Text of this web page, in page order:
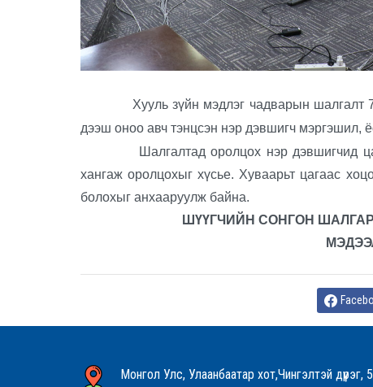
Хууль зүйн мэдлэг чадварын шалгалт
дээш оноо авч тэнцсэн нэр дэвшигч мэргэшил,
Шалгалтад оролцох нэр дэвшигчид
хангаж оролцохыг хүсье. Хуваарьт цагаас
болохыг анхааруулж байна.
ШҮҮГЧИЙН СОНГОН
Монгол Улс, Улаанбаатар хот,Чингэлтэй